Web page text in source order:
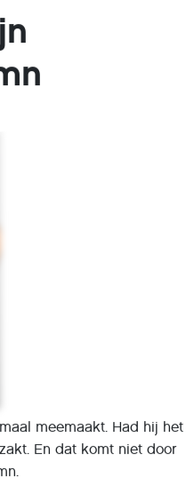
meemaakt. Had hij
En dat komt niet door